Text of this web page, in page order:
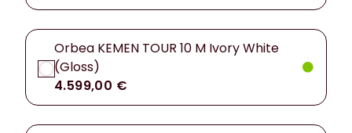
Orbea KEMEN TOUR 10 M Ivory White
(Gloss)
4.599,00 €